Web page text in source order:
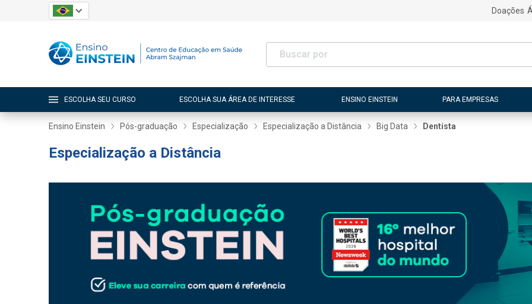
Doações
ESCOLHA SEU CURSO ESCOLHA SUA ÁREA DE INTERESSE ENSINO EINSTEIN PARA EMPRESAS
Ensino Einstein Pós-graduação Especialização Especialização a Distância Big Data Dentista
Especialização a Distância